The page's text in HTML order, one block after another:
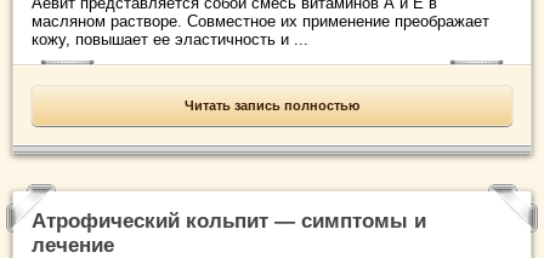
масляном растворе. Совместное их применение преображает
кожу, повышает ее эластичность и ...
Читать запись полностью
Атрофический кольпит — симптомы и
лечение